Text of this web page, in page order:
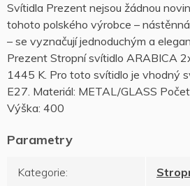
Svítidla Prezent nejsou žádnou
tohoto polského výrobce –
– se vyznačují jednoduchým a
Prezent Stropní svítidlo ARABICA
1445 K. Pro toto svítidlo je vhodný
E27. Materiál: METAL/GLASS
Výška: 400
Kategorie: